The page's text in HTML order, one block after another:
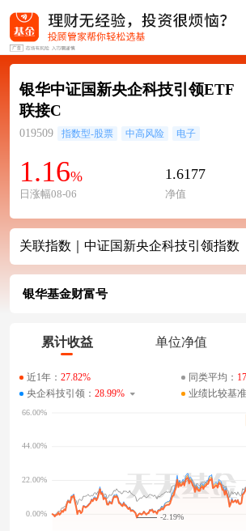
银华中证国新央企科技引领ETF
联接C
019509 指数型-股票 中高风险 电子
1.16%
日涨幅08-06
1.6177
净值
关联指数｜中证国新央企科技引领指数
银华基金财富号
累计收益 单位净值
近1年： 27.82% 同类平均：
央企科技引领： 28.99% 业绩比较基准
-2.19%